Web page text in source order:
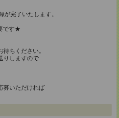
完了いたします。
です★
ちください。
りしますので
募いただければ